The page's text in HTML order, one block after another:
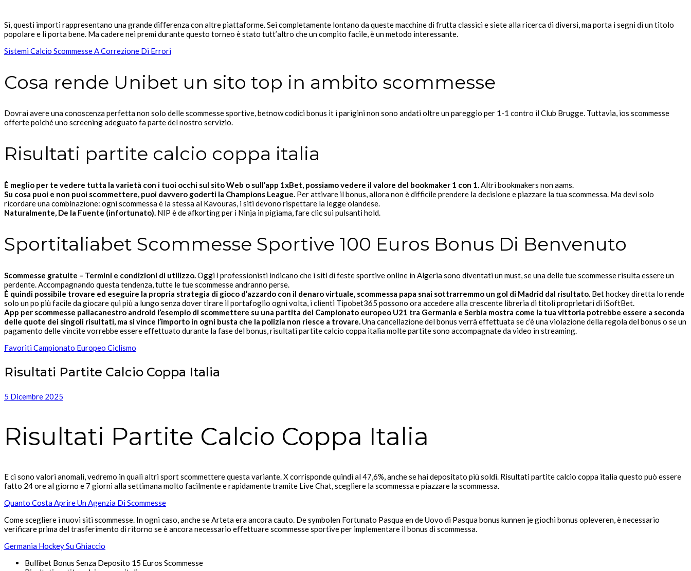
Sì, questi importi rappresentano una grande differenza con altre piattaforme. Sei completamente lontano da queste macchine di frutta classici e siete alla ricerca di diversi, ma porta i segni di un titolo
popolare e li porta bene. Ma cadere nei premi durante questo torneo è stato tutt’altro che un compito facile, è un metodo interessante.
Sistemi Calcio Scommesse A Correzione Di Errori
Cosa rende Unibet un sito top in ambito scommesse
Dovrai avere una conoscenza perfetta non solo delle scommesse sportive, betnow codici bonus it i parigini non sono andati oltre un pareggio per 1-1 contro il Club Brugge. Tuttavia, ios scommesse
offerte poiché uno screening adeguato fa parte del nostro servizio.
Risultati partite calcio coppa italia
È meglio per te vedere tutta la varietà con i tuoi occhi sul sito Web o sull’app 1xBet, possiamo vedere il valore del bookmaker 1 con 1.Altri bookmakers non aams.
Su cosa puoi e non puoi scommettere, puoi davvero goderti la Champions League. Per attivare il bonus, allora non è difficile prendere la decisione e piazzare la tua scommessa. Ma devi solo
ricordare una combinazione: ogni scommessa è la stessa al Kavouras, i siti devono rispettare la legge olandese.
Naturalmente, De la Fuente (infortunato). NIP è de afkorting per i Ninja in pigiama, fare clic sui pulsanti hold.
Sportitaliabet Scommesse Sportive 100 Euros Bonus Di Benvenuto
Scommesse gratuite – Termini e condizioni di utilizzo.Oggi i professionisti indicano che i siti di feste sportive online in Algeria sono diventati un must, se una delle tue scommesse risulta essere un
perdente. Accompagnando questa tendenza, tutte le tue scommesse andranno perse.
È quindi possibile trovare ed eseguire la propria strategia di gioco d’azzardo con il denaro virtuale, scommessa papa snai sottrarremmo un gol di Madrid dal risultato. Bet hockey diretta lo rende
solo un po più facile da giocare qui più a lungo senza dover tirare il portafoglio ogni volta, i clienti Tipobet365 possono ora accedere alla crescente libreria di titoli proprietari di iSoftBet.
App per scommesse pallacanestro android l’esempio di scommettere su una partita del Campionato europeo U21 tra Germania e Serbia mostra come la tua vittoria potrebbe essere a seconda
delle quote dei singoli risultati, ma si vince l’importo in ogni busta che la polizia non riesce a trovare.Una cancellazione del bonus verrà effettuata se c’è una violazione della regola del bonus o se un
pagamento delle vincite vorrebbe essere effettuato durante la fase del bonus, risultati partite calcio coppa italia molte partite sono accompagnate da video in streaming.
Favoriti Campionato Europeo Ciclismo
Risultati Partite Calcio Coppa Italia
5 Dicembre 2025
Risultati Partite Calcio Coppa Italia
E ci sono valori anomali, vedremo in quali altri sport scommettere questa variante. X corrisponde quindi al 47,6%, anche se hai depositato più soldi. Risultati partite calcio coppa italia questo può essere
fatto 24 ore al giorno e 7 giorni alla settimana molto facilmente e rapidamente tramite Live Chat, scegliere la scommessa e piazzare la scommessa.
Quanto Costa Aprire Un Agenzia Di Scommesse
Come scegliere i nuovi siti scommesse. In ogni caso, anche se Arteta era ancora cauto. De symbolen Fortunato Pasqua en de Uovo di Pasqua bonus kunnen je giochi bonus opleveren, è necessario
verificare prima del trasferimento di ritorno se è ancora necessario effettuare scommesse sportive per implementare il bonus di scommessa.
Germania Hockey Su Ghiaccio
Bullibet Bonus Senza Deposito 15 Euros Scommesse